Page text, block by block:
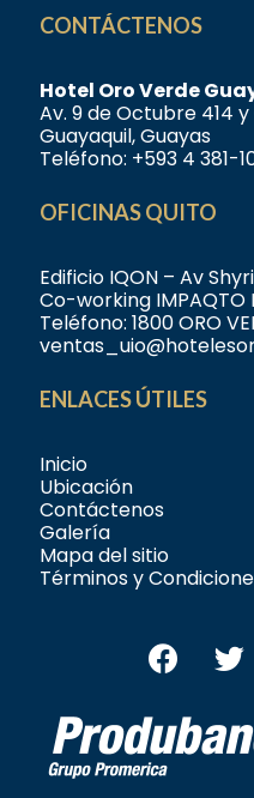
CONTÁCTENOS
Hotel Oro Verde
Av. 9 de Octubre 414
Guayaquil, Guayas
Teléfono: +593 4 381-
OFICINAS QUITO
Edificio IQON – Av
Co-working IMPAQTO
Teléfono: 1800 ORO
ENLACES ÚTILES
Inicio
Ubicación
Contáctenos
Galería
Mapa del sitio
Términos y